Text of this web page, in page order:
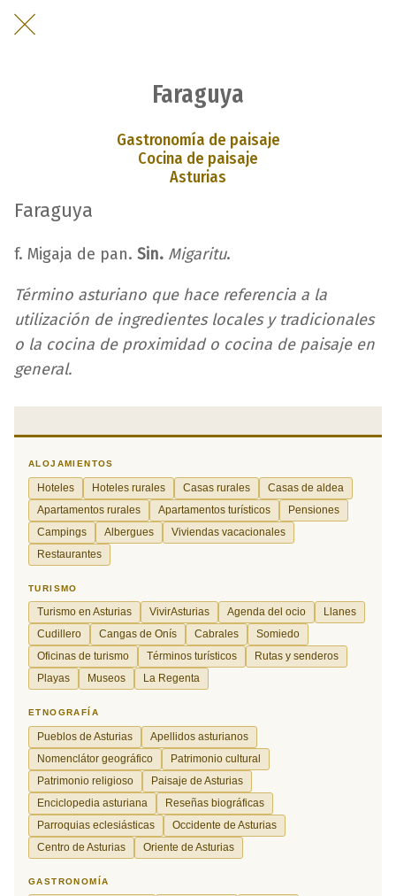
Faraguya
Gastronomía de paisaje
Cocina de paisaje
Asturias
Faraguya
f. Migaja de pan. Sin. Migaritu.
Término asturiano que hace referencia a la
utilización de ingredientes locales y tradicionales
o la cocina de proximidad o cocina de paisaje en
general.